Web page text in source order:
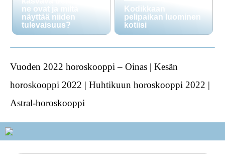
ne ovat ja miltä
näyttää niiden
tulevaisuus?
Kodikkaan
pelipaikan luominen
kotiisi
Vuoden 2022 horoskooppi – Oinas | Kesän
horoskooppi 2022 | Huhtikuun horoskooppi 2022 |
Astral-horoskooppi